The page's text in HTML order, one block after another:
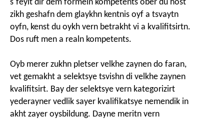
s´feylt dir dem formeln kompetents ober du host
zikh geshafn dem glaykhn kentnis oyf a tsvaytn
oyfn, kenst du oykh vern betrakht vi a kvalifitsirtn.
Dos ruft men a realn kompetents.
Oyb merer zukhn pletser velkhe zaynen do faran,
vet gemakht a selektsye tsvishn di velkhe zaynen
kvalifitsirt. Bay der selektsye vern kategorizirt
yederayner vedlik sayer kvalifikatsye nemendik in
akht zayer oysbildung. Dayne meritn vern